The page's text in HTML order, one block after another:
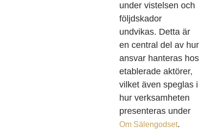
under vistelsen och
följdskador
undvikas. Detta är
en central del av hur
ansvar hanteras hos
etablerade aktörer,
vilket även speglas i
hur verksamheten
presenteras under
Om Sälengodset.